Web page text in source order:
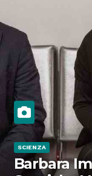
SCIENZA
Barbara